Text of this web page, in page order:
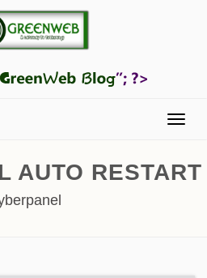
Menu
AUTO RESTART